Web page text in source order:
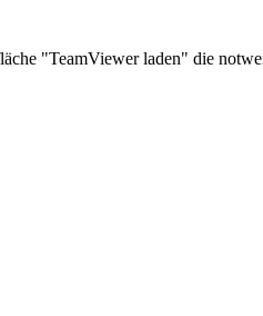
"TeamViewer laden" die